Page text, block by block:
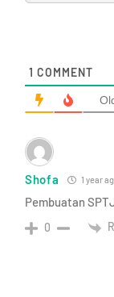
1 COMMENT
Shofa 1 year
Pembuatan
0